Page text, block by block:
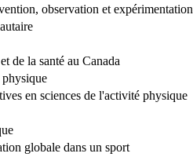
observation et expérimentation
de la santé au Canada
en sciences de l'activité physique
globale dans un sport